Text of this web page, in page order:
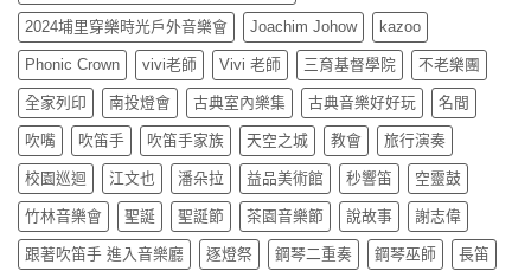
2024埔里穿樂時光戶外音樂會 Joachim Johow kazoo
Phonic Crown vivi老師 Vivi 老師 三育基督學院 不老樂團
全家列印 南投燈會 古典室內樂集 古典音樂好好玩 名間
吹嘴 吹笛手 吹笛手家族 天空之城 教會 旅行演奏
校園巡迴 江文也 潘朵拉 益品美術館 秒響笛 空靈鼓
竹林音樂會 聖誕 聖誕節 茶園音樂節 說故事 謝志偉
跟著吹笛手 進入音樂廳 逐燈祭 鋼琴二重奏 鋼琴巫師 長笛